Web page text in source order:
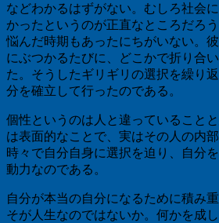
などわかるはずがない。むしろ社会
かったというのが正直なところだろ
悩んだ時期もあったにちがいない。
にぶつかるたびに、どこかで折り合
た。そうしたギリギリの選択を繰り
分を確立して行ったのである。
個性というのは人と違っていること
は表面的なことで、実はその人の内
時々で自分自身に選択を迫り、自分
動力なのである。
自分が本当の自分になるために積み
そが人生なのではないか。何かを成